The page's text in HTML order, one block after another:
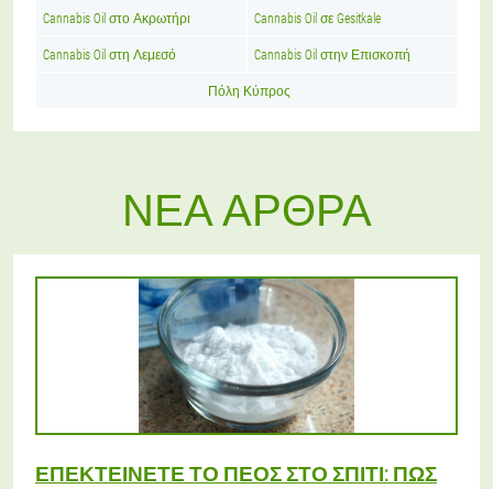
Cannabis Oil στο Ακρωτήρι Cannabis Oil σε Gesitkale
Cannabis Oil στη Λεμεσό Cannabis Oil στην Επισκοπή
Πόλη Κύπρος
ΝΈΑ ΆΡΘΡΑ
ΕΠΕΚΤΕΊΝΕΤΕ ΤΟ ΠΈΟΣ ΣΤΟ ΣΠΊΤΙ: ΠΏΣ